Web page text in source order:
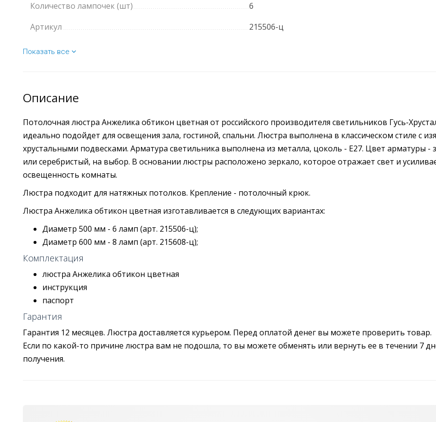
Количество лампочек (шт)
6
Артикул
215506-ц
Показать все
Описание
Потолочная люстра Анжелика обтикон цветная от российского производителя светильников Гусь-
идеально подойдет для освещения зала, гостиной, спальни. Люстра выполнена в классическом стиле с
хрустальными подвесками. Арматура светильника выполнена из металла, цоколь - E27. Цвет арматуры -
или серебристый, на выбор. В основании люстры расположено зеркало, которое отражает свет и
освещенность комнаты.
Люстра подходит для натяжных потолков. Крепление - потолочный крюк.
Люстра Анжелика обтикон цветная изготавливается в следующих вариантах:
Диаметр 500 мм - 6 ламп (арт. 215506-ц);
Диаметр 600 мм - 8 ламп (арт. 215608-ц);
Комплектация
люстра Анжелика обтикон цветная
инструкция
паспорт
Гарантия
Гарантия 12 месяцев. Люстра доставляется курьером. Перед оплатой денег вы можете проверить товар.
Если по какой-то причине люстра вам не подошла, то вы можете обменять или вернуть ее в течении 7
получения.